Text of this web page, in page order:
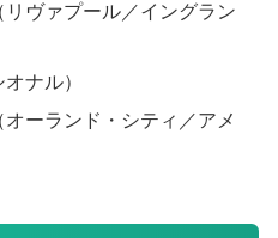
ヴァプール／イングラン
ナル）
ーランド・シティ／アメ